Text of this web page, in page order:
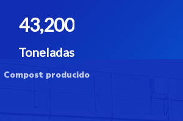
43,200
Toneladas
Compost producido